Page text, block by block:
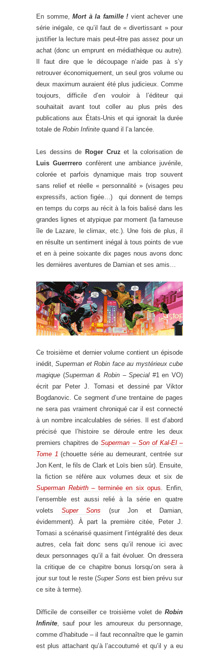
En somme,Mort à la famille ! vient achever une
série inégale, ce qu’il faut de « divertissant » pour
justifier la lecture mais peut-être pas assez pour un
achat (donc un emprunt en médiathèque ou autre).
Il faut dire que le découpage n’aide pas à s’y
retrouver économiquement, un seul gros volume ou
deux maximum auraient été plus judicieux. Comme
toujours, difficile d’en vouloir à l’éditeur qui
souhaitait avant tout coller au plus près des
publications aux États-Unis et qui ignorait la durée
totale de Robin Infinite quand il l’a lancée.
Les dessins de Roger Cruz et la colorisation de
Luis Guerrreroconfèrent une ambiance juvénile,
colorée et parfois dynamique mais trop souvent
sans relief et réelle « personnalité » (visages peu
expressifs, action figée…) qui donnent de temps
en temps du corps au récit à la fois balisé dans les
grandes lignes et atypique par moment (la fameuse
île de Lazare, le climax, etc.). Une fois de plus, il
en résulte un sentiment inégal à tous points de vue
et en à peine soixante dix pages nous avons donc
les dernières aventures de Damian et ses amis…
Ce troisième et dernier volume contient un épisode
inédit,Superman et Robin face au mystérieux cube
magique (Superman & Robin – Special #1 en VO)
écrit par Peter J. Tomasi et dessiné par Viktor
Bogdanovic. Ce segment d’une trentaine de pages
ne sera pas vraiment chroniqué car il est connecté
à un nombre incalculables de séries. Il est d’abord
précisé que l’histoire se déroule entre les deux
premiers chapitres deSuperman – Son of Kal-El –
Tome 1 (chouette série au demeurant, centrée sur
Jon Kent, le fils de Clark et Loïs bien sûr). Ensuite,
la fiction se réfère aux volumes deux et six de
Superman Rebirth– terminée en six opus. Enfin,
l’ensemble est aussi relié à la série en quatre
volets Super Sons (sur Jon et Damian,
évidemment). À part la première citée, Peter J.
Tomasi a scénarisé quasiment l’intégralité des deux
autres, cela fait donc sens qu’il renoue ici avec
deux personnages qu’il a fait évoluer. On dressera
la critique de ce chapitre bonus lorsqu’on sera à
jour sur tout le reste (Super Sons est bien prévu sur
ce site à terme).
Difficile de conseiller ce troisième volet de Robin
Infinite, sauf pour les amoureux du personnage,
comme d’habitude – il faut reconnaître que le gamin
est plus attachant qu’à l’accoutumé et qu’il y a eu